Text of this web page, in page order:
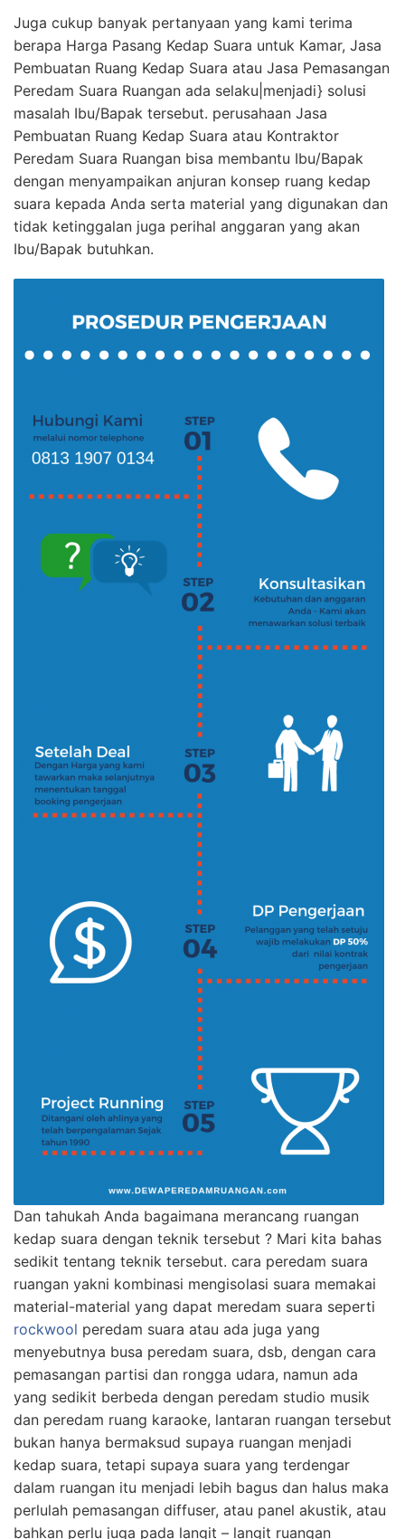
Juga cukup banyak pertanyaan yang kami terima
berapa Harga Pasang Kedap Suara untuk Kamar, Jasa
Pembuatan Ruang Kedap Suara atau Jasa Pemasangan
Peredam Suara Ruangan ada selaku|menjadi} solusi
masalah Ibu/Bapak tersebut. perusahaan Jasa
Pembuatan Ruang Kedap Suara atau Kontraktor
Peredam Suara Ruangan bisa membantu Ibu/Bapak
dengan menyampaikan anjuran konsep ruang kedap
suara kepada Anda serta material yang digunakan dan
tidak ketinggalan juga perihal anggaran yang akan
Ibu/Bapak butuhkan.
Dan tahukah Anda bagaimana merancang ruangan
kedap suara dengan teknik tersebut ? Mari kita bahas
sedikit tentang teknik tersebut. cara peredam suara
ruangan yakni kombinasi mengisolasi suara memakai
material-material yang dapat meredam suara seperti
rockwool peredam suara atau ada juga yang
menyebutnya busa peredam suara, dsb, dengan cara
pemasangan partisi dan rongga udara, namun ada
yang sedikit berbeda dengan peredam studio musik
dan peredam ruang karaoke, lantaran ruangan tersebut
bukan hanya bermaksud supaya ruangan menjadi
kedap suara, tetapi supaya suara yang terdengar
dalam ruangan itu menjadi lebih bagus dan halus maka
perlulah pemasangan diffuser, atau panel akustik, atau
bahkan perlu juga pada langit – langit ruangan